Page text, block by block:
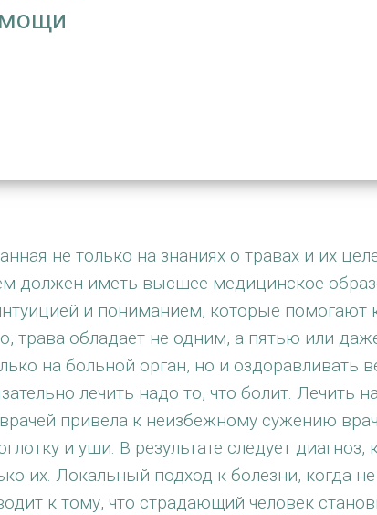
не только на знаниях о травах и их
должен иметь высшее медицинское
и пониманием, которые помогают
трава обладает не одним, а пятью или
на больной орган, но и оздоравливать
лечить надо то, что болит. Лечить
привела к неизбежному сужению
и уши. В результате следует
их. Локальный подход к болезни, когда
к тому, что страдающий человек